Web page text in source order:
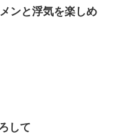
ンと浮気を楽しめ
して